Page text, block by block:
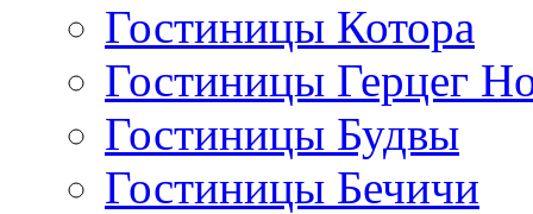
Гостиницы Котора
Гостиницы Герцег
Гостиницы Будвы
Гостиницы Бечичи